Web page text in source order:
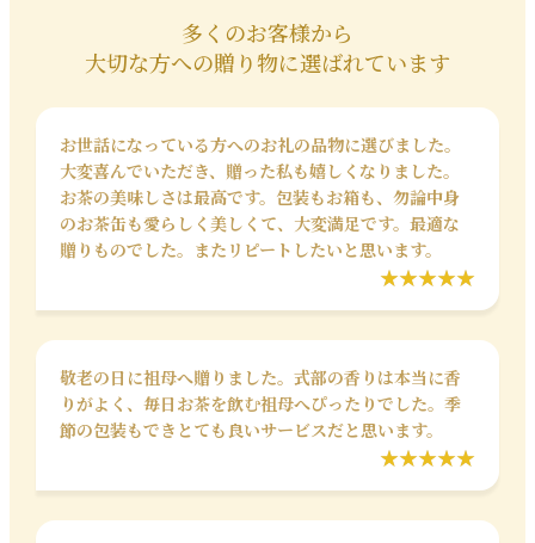
三國屋善五郎ではかわいいパッケージのお茶も人気です。日
本茶好きな方には飲み比べ出来るセットや和菓子が入った
セットもおすすめ。普段お茶を飲まれない方へのプレゼント
高品質の茶葉を使用し、三國屋善五郎が丹精込めて作った
上質なお茶のギフトを選んで、感謝の気持ちを伝えましょ
う。
多くのお客様から
大切な方への贈り物に選ばれています
お世話になっている方へのお礼の品物に選びました。
大変喜んでいただき、贈った私も嬉しくなりました。
お茶の美味しさは最高です。包装もお箱も、勿論中身
のお茶缶も愛らしく美しくて、大変満足です。最適な
贈りものでした。またリピートしたいと思います。
敬老の日に祖母へ贈りました。式部の香りは本当に香
りがよく、毎日お茶を飲む祖母へぴったりでした。季
節の包装もできとても良いサービスだと思います。